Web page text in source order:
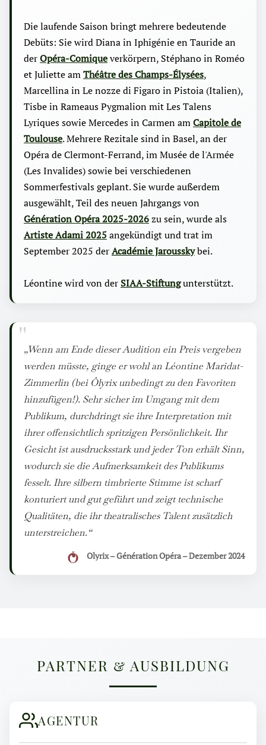
Die laufende Saison bringt mehrere bedeutende
Debüts: Sie wird Diana in Iphigénie en Tauride an
derOpéra-Comiqueverkörpern, Stéphano in Roméo
et Juliette amThéâtre des Champs-Élysées,
Marcellina in Le nozze di Figaro in Pistoia (Italien),
Tisbe in Rameaus Pygmalion mit Les Talens
Lyriques sowie Mercedes in Carmen amCapitole de
Toulouse. Mehrere Rezitale sind in Basel, an der
Opéra de Clermont-Ferrand, im Musée de l'Armée
(Les Invalides) sowie bei verschiedenen
Sommerfestivals geplant. Sie wurde außerdem
ausgewählt, Teil des neuen Jahrgangs von
Génération Opéra 2025-2026zu sein, wurde als
Artiste Adami 2025 angekündigt und trat im
September 2025 derAcadémie Jarousskybei.
Léontine wird von der SIAA-Stiftungunterstützt.
„Wenn am Ende dieser Audition ein Preis vergeben
werden müsste, ginge er wohl an Léontine Maridat-
Zimmerlin (bei Ôlyrix unbedingt zu den Favoriten
hinzufügen!). Sehr sicher im Umgang mit dem
Publikum, durchdringt sie ihre Interpretation mit
ihrer offensichtlich spritzigen Persönlichkeit. Ihr
Gesicht ist ausdrucksstark und jeder Ton erhält Sinn,
wodurch sie die Aufmerksamkeit des Publikums
fesselt. Ihre silbern timbrierte Stimme ist scharf
konturiert und gut geführt und zeigt technische
Qualitäten, die ihr theatralisches Talent zusätzlich
unterstreichen.“
Olyrix – Génération Opéra – Dezember 2024
PARTNER & AUSBILDUNG
AGENTUR